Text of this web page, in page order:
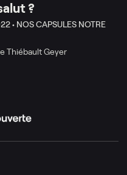
?
• NOS CAPSULES NOTRE
Thiébault Geyer